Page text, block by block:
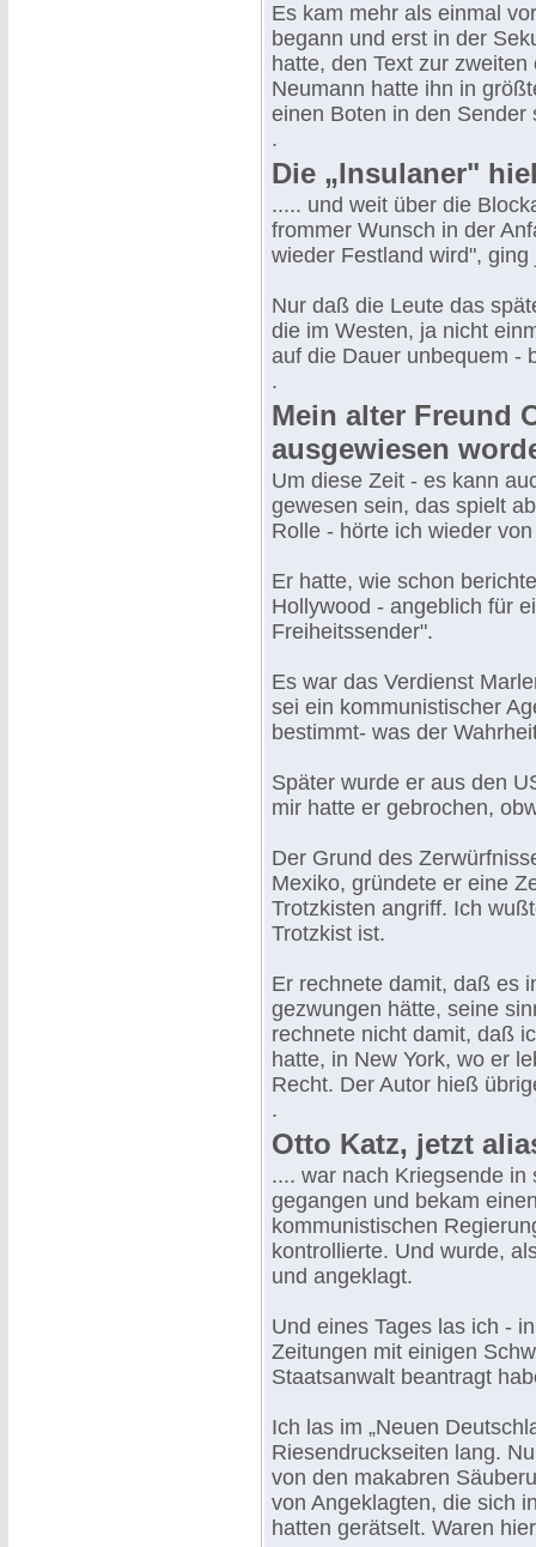
Es kam mehr als einmal
begann und erst in der
hatte, den Text zur
Neumann hatte ihn in
einen Boten in den Sender
.
Die „Insulaner"
..... und weit über die
frommer Wunsch in der
wieder Festland wird",
Nur daß die Leute das
die im Westen, ja nicht
auf die Dauer unbequem -
.
Mein alter Freund
ausgewiesen
Um diese Zeit - es kann
gewesen sein, das spielt
Rolle - hörte ich wieder
Er hatte, wie schon
Hollywood - angeblich für
Freiheitssender".
Es war das Verdienst
sei ein kommunistischer
bestimmt- was der
Später wurde er aus den
mir hatte er gebrochen,
Der Grund des
Mexiko, gründete er eine
Trotzkisten angriff. Ich
Trotzkist ist.
Er rechnete damit, daß es
gezwungen hätte, seine
rechnete nicht damit, daß
hatte, in New York, wo er
Recht. Der Autor hieß
.
Otto Katz, jetzt
.... war nach Kriegsende
gegangen und bekam
kommunistischen
kontrollierte. Und wurde,
und angeklagt.
Und eines Tages las ich -
Zeitungen mit einigen
Staatsanwalt beantragt
Ich las im „Neuen
Riesendruckseiten lang.
von den makabren
von Angeklagten, die sich
hatten gerätselt. Waren